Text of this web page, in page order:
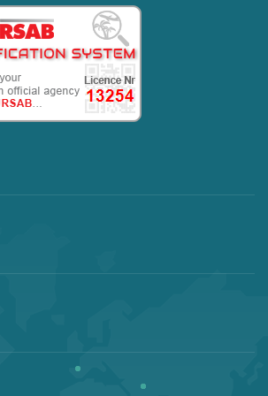
in unserer Region für unsere
gereinigt und sauber an unsere
geliefert.
und Wäschewechsel sind gegen
Ausgang der Villa durchgeführten
Größere Schäden können
der Arbeitszeit einen Mitarbeiter,
behilflich ist. Bei Problemen
Sie unsere Mitarbeiter während der